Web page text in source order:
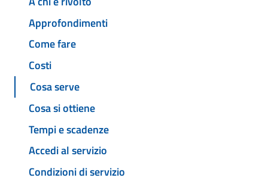
Approfondimenti
Come fare
Costi
Cosa serve
Cosa si ottiene
Tempi e scadenze
Accedi al servizio
Condizioni di servizio